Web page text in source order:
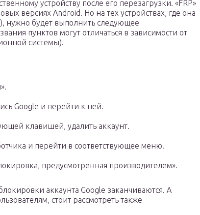
устройству после его перезагрузки. «FRP»
версиях Android. Но на тех устройствах, где она
нужно будет выполнить следующее
пунктов могут отличаться в зависимости от
системы).
Google и перейти к ней.
клавишей, удалить аккаунт.
и перейти в соответствующее меню.
предусмотренная производителем».
аккаунта Google заканчиваются. А
стоит рассмотреть также